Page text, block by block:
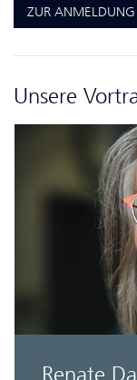
ZUR ANMELDUNG
Unsere